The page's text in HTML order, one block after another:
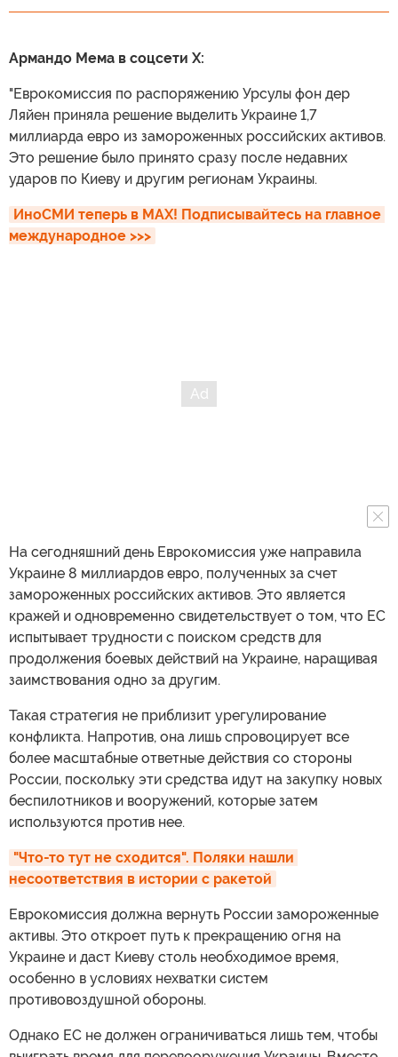
Армандо Мема в соцсети X:
"Еврокомиссия по распоряжению Урсулы фон дер
Ляйен приняла решение выделить Украине 1,7
миллиарда евро из замороженных российских активов.
Это решение было принято сразу после недавних
ударов по Киеву и другим регионам Украины.
ИноСМИ теперь в MAX! Подписывайтесь на главное
международное >>>
На сегодняшний день Еврокомиссия уже направила
Украине 8 миллиардов евро, полученных за счет
замороженных российских активов. Это является
кражей и одновременно свидетельствует о том, что ЕС
испытывает трудности с поиском средств для
продолжения боевых действий на Украине, наращивая
заимствования одно за другим.
Такая стратегия не приблизит урегулирование
конфликта. Напротив, она лишь спровоцирует все
более масштабные ответные действия со стороны
России, поскольку эти средства идут на закупку новых
беспилотников и вооружений, которые затем
используются против нее.
"Что-то тут не сходится". Поляки нашли
несоответствия в истории с ракетой
Еврокомиссия должна вернуть России замороженные
активы. Это откроет путь к прекращению огня на
Украине и даст Киеву столь необходимое время,
особенно в условиях нехватки систем
противовоздушной обороны.
Однако ЕС не должен ограничиваться лишь тем, чтобы